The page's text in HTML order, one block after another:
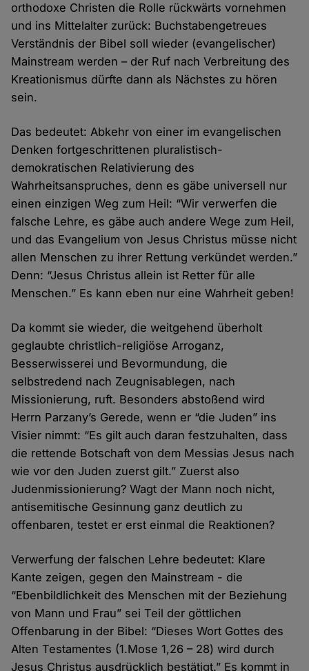
orthodoxe Christen die Rolle rückwärts vornehmen
und ins Mittelalter zurück: Buchstabengetreues
Verständnis der Bibel soll wieder (evangelischer)
Mainstream werden – der Ruf nach Verbreitung des
Kreationismus dürfte dann als Nächstes zu hören
sein.
Das bedeutet: Abkehr von einer im evangelischen
Denken fortgeschrittenen pluralistisch-
demokratischen Relativierung des
Wahrheitsanspruches, denn es gäbe universell nur
einen einzigen Weg zum Heil: “Wir verwerfen die
falsche Lehre, es gäbe auch andere Wege zum Heil,
und das Evangelium von Jesus Christus müsse nicht
allen Menschen zu ihrer Rettung verkündet werden.”
Denn: “Jesus Christus allein ist Retter für alle
Menschen.” Es kann eben nur eine Wahrheit geben!
Da kommt sie wieder, die weitgehend überholt
geglaubte christlich-religiöse Arroganz,
Besserwisserei und Bevormundung, die
selbstredend nach Zeugnisablegen, nach
Missionierung, ruft. Besonders abstoßend wird
Herrn Parzany’s Gerede, wenn er “die Juden” ins
Visier nimmt: “Es gilt auch daran festzuhalten, dass
die rettende Botschaft von dem Messias Jesus nach
wie vor den Juden zuerst gilt.” Zuerst also
Judenmissionierung? Wagt der Mann noch nicht,
antisemitische Gesinnung ganz deutlich zu
offenbaren, testet er erst einmal die Reaktionen?
Verwerfung der falschen Lehre bedeutet: Klare
Kante zeigen, gegen den Mainstream - die
“Ebenbildlichkeit des Menschen mit der Beziehung
von Mann und Frau” sei Teil der göttlichen
Offenbarung in der Bibel: “Dieses Wort Gottes des
Alten Testamentes (1.Mose 1,26 – 28) wird durch
Jesus Christus ausdrücklich bestätigt.” Es kommt in